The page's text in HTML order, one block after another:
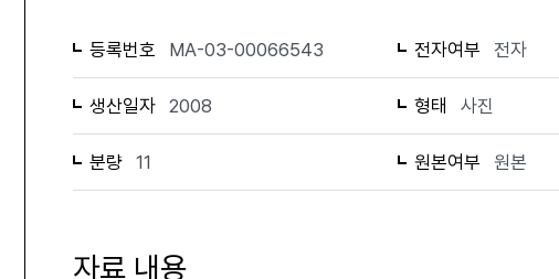
등록번호 MA-03-00066543 전자여부 전자
생산일자 2008 형태 사진
분량 11 원본여부 원본
자료 내용